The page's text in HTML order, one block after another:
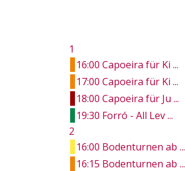
1
16:00 Capoeira für Ki ...
17:00 Capoeira für Ki ...
18:00 Capoeira für Ju ...
19:30 Forró - All Lev ...
2
16:00 Bodenturnen ab ...
16:15 Bodenturnen ab ...